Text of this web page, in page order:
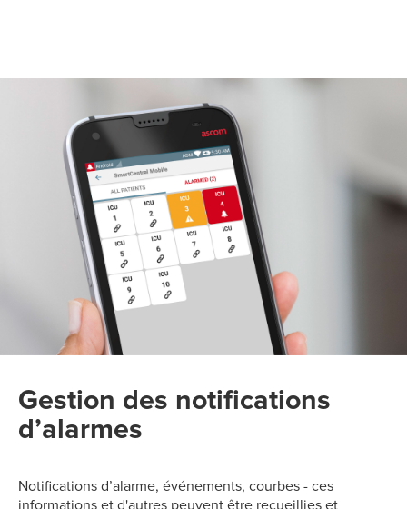
Gestion des notifications
d’alarmes
Notifications d’alarme, événements, courbes - ces
informations et d'autres peuvent être recueillies et